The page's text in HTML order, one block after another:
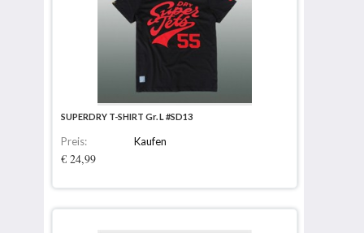
SUPERDRY T-SHIRT Gr. L #SD13
Preis:
€ 24,99
Kaufen